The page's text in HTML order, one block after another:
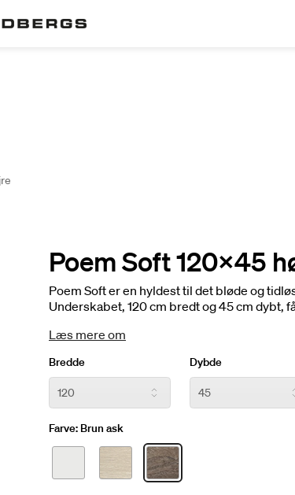
Poem Soft 120x45
Poem Soft er en hyldest til det bløde og
Underskabet, 120 cm bredt og 45 cm dybt,
visning. Fås i ren eg, brun ask og Havre,
udtryk. Vælg en bordplade i slidstærk
varmeresistent og holdbart look, der står
Læs mere om
Bredde Dybde
Farve: Brun ask